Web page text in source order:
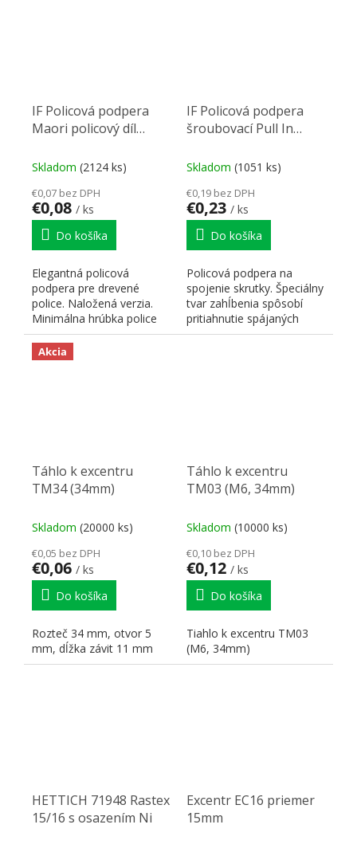
IF Policová podpera
Maori policový díl
Skladom (2124 ks)
€0,07 bez DPH
€0,08 / ks
Do košíka
Elegantná policová
podpera pre drevené
police. Naložená verzia.
Minimálna hrúbka police
16mm. Spĺňa európsku
normu EN...
IF Policová podpera
šroubovací Pull In
Skladom (1051 ks)
€0,19 bez DPH
€0,23 / ks
Do košíka
Policová podpera na
spojenie skrutky. Špeciálny
tvar zahĺbenia spôsobí
pritiahnutie spájaných
dielov navzájom k sebe....
Akcia
Táhlo k excentru
TM34 (34mm)
Skladom (20000 ks)
€0,05 bez DPH
€0,06 / ks
Do košíka
Rozteč 34 mm, otvor 5
mm, dĺžka závit 11 mm
Táhlo k excentru
TM03 (M6, 34mm)
Skladom (10000 ks)
€0,10 bez DPH
€0,12 / ks
Do košíka
Tiahlo k excentru TM03
(M6, 34mm)
HETTICH 71948 Rastex
15/16 s osazením Ni
Excentr EC16 priemer
15mm